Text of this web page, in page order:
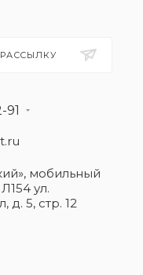
мобильный
ул.
д. 5, стр. 12